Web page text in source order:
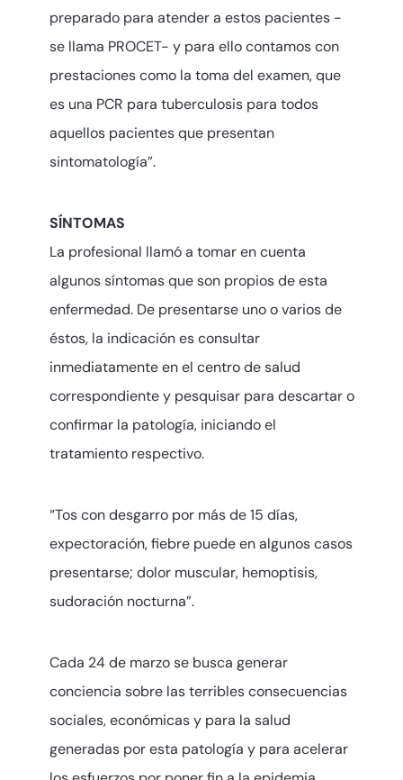
preparado para atender a estos pacientes -
se llama PROCET- y para ello contamos con
prestaciones como la toma del examen, que
es una PCR para tuberculosis para todos
aquellos pacientes que presentan
sintomatología”.
SÍNTOMAS
La profesional llamó a tomar en cuenta
algunos síntomas que son propios de esta
enfermedad. De presentarse uno o varios de
éstos, la indicación es consultar
inmediatamente en el centro de salud
correspondiente y pesquisar para descartar o
confirmar la patología, iniciando el
tratamiento respectivo.
“Tos con desgarro por más de 15 días,
expectoración, fiebre puede en algunos casos
presentarse; dolor muscular, hemoptisis,
sudoración nocturna”.
Cada 24 de marzo se busca generar
conciencia sobre las terribles consecuencias
sociales, económicas y para la salud
generadas por esta patología y para acelerar